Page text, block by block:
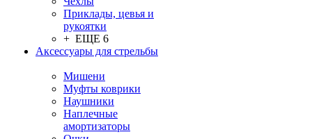
Приклады, цевья и
рукоятки
+ ЕЩЕ 6
Аксессуары для стрельбы
Мишени
Муфты коврики
Наушники
Наплечные
амортизаторы